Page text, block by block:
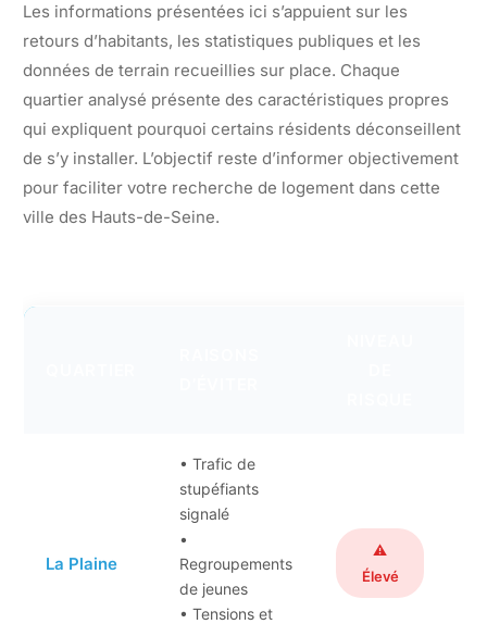
Les informations présentées ici s’appuient sur les
retours d’habitants, les statistiques publiques et les
données de terrain recueillies sur place. Chaque
quartier analysé présente des caractéristiques propres
qui expliquent pourquoi certains résidents déconseillent
de s’y installer. L’objectif reste d’informer objectivement
pour faciliter votre recherche de logement dans cette
ville des Hauts-de-Seine.
La Plaine
• Trafic de
stupéfiants
signalé
•
Regroupements
de jeunes
• Tensions et
⚠️
Élevé